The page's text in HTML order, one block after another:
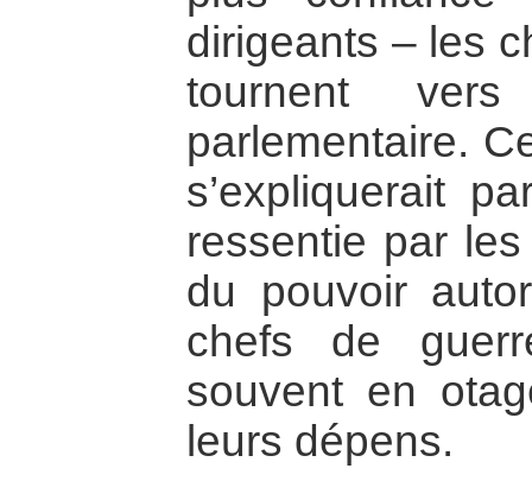
dirigeants – les
tournent
parlementaire.
s’expliquerait
ressentie par
du pouvoir
chefs de
souvent en
leurs dépens.